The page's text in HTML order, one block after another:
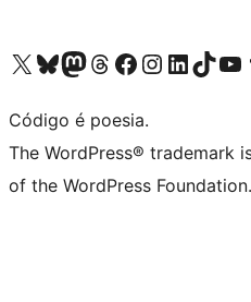
Visite a nossa conta X (antigo Twitter)
Visit our Bluesky account
Visit our Mastodon account
Visit our Threads account
Visite a nossa página do Facebook
Visite a nossa conta no
Visite a nossa conta no
Visit our TikTok
Visit our
Código é poesia.
The WordPress® trademark
of the WordPress Foundation.